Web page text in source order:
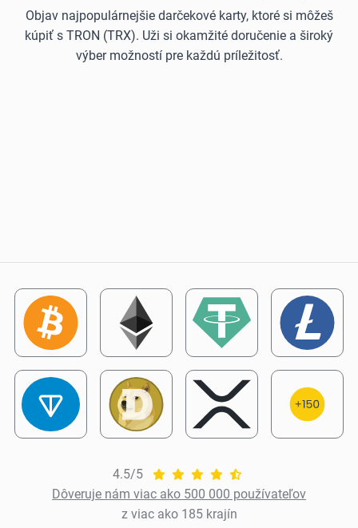
Objav najpopulárnejšie darčekové karty, ktoré si môžeš
kúpiť s TRON (TRX). Uži si okamžité doručenie a široký
výber možností pre každú príležitosť.
4.5/5
Dôveruje nám viac ako 500 000 používateľov
z viac ako 185 krajín